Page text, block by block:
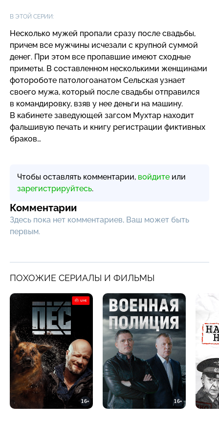
В ЭТОЙ СЕРИИ:
Несколько мужей пропали сразу после свадьбы,
причем все мужчины исчезали с крупной суммой
денег. При этом все пропавшие имеют сходные
приметы. В составленном несколькими женщинами
фотороботе патологоанатом Сельская узнает
своего мужа, который после свадьбы отправился
в командировку, взяв у нее деньги на машину.
В кабинете заведующей загсом Мухтар находит
фальшивую печать и книгу регистрации фиктивных
браков…
Чтобы оставлять комментарии, войдите или
зарегистрируйтесь.
Комментарии
Здесь пока нет комментариев, Ваш может быть
первым.
ПОХОЖИЕ СЕРИАЛЫ И ФИЛЬМЫ
16+ 16+